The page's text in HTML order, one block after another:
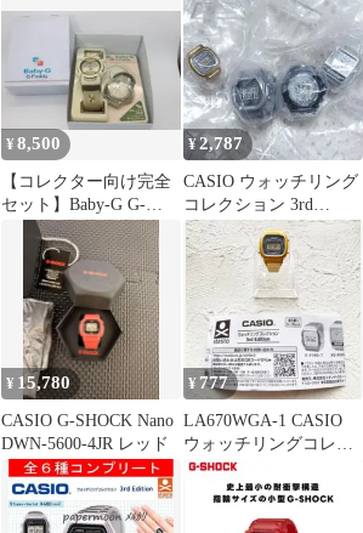
ブラック
¥8,500
【コレクター向け完全
セット】Baby-G G-
Faddy BG-31V-3BJR
¥2,787
CASIO ウォッチリング
コレクション 3rd
Edition ガチャ 4つ
¥ 15,780
CASIO G-SHOCK Nano
DWN-5600-4JR レッド
¥ 777
LA670WGA-1 CASIO
ウォッチリングコレク
ション ガチャ